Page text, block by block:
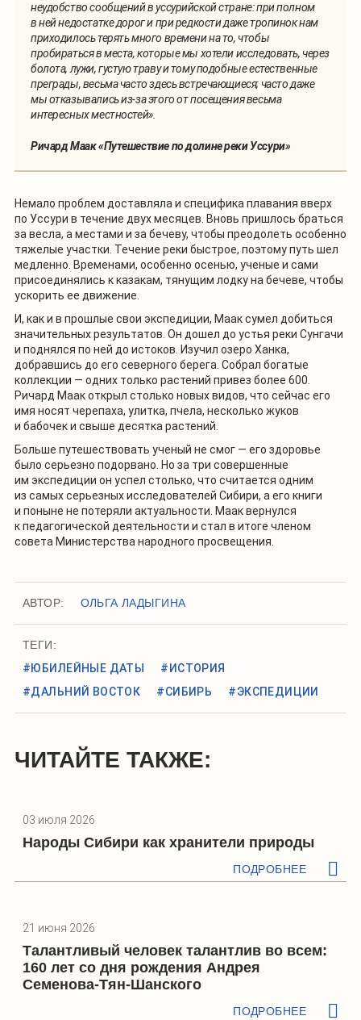
неудобство сообщений в уссурийской стране: при полном
в ней недостатке дорог и при редкости даже тропинок нам
приходилось терять много времени на то, чтобы
пробираться в места, которые мы хотели исследовать, через
болота, лужи, густую траву и тому подобные естественные
преграды, весьма часто здесь встречающиеся; часто даже
мы отказывались из-за этого от посещения весьма
интересных местностей».
Ричард Маак «Путешествие по долине реки Уссури»
Немало проблем доставляла и специфика плавания вверх
по Уссури в течение двух месяцев. Вновь пришлось браться
за весла, а местами и за бечеву, чтобы преодолеть особенно
тяжелые участки. Течение реки быстрое, поэтому путь шел
медленно. Временами, особенно осенью, ученые и сами
присоединялись к казакам, тянущим лодку на бечеве, чтобы
ускорить ее движение.
И, как и в прошлые свои экспедиции, Маак сумел добиться
значительных результатов. Он дошел до устья реки Сунгачи
и поднялся по ней до истоков. Изучил озеро Ханка,
добравшись до его северного берега. Собрал богатые
коллекции — одних только растений привез более 600.
Ричард Маак открыл столько новых видов, что сейчас его
имя носят черепаха, улитка, пчела, несколько жуков
и бабочек и свыше десятка растений.
Больше путешествовать ученый не смог — его здоровье
было серьезно подорвано. Но за три совершенные
им экспедиции он успел столько, что считается одним
из самых серьезных исследователей Сибири, а его книги
и поныне не потеряли актуальности. Маак вернулся
к педагогической деятельности и стал в итоге членом
совета Министерства народного просвещения.
АВТОР: ОЛЬГА ЛАДЫГИНА
ТЕГИ:
#ЮБИЛЕЙНЫЕ ДАТЫ
#ИСТОРИЯ
#ДАЛЬНИЙ ВОСТОК
#СИБИРЬ #ЭКСПЕДИЦИИ
ЧИТАЙТЕ ТАКЖЕ:
03 июля 2026
Народы Сибири как хранители природы
ПОДРОБНЕЕ
21 июня 2026
Талантливый человек талантлив во всем:
160 лет со дня рождения Андрея
Семенова-Тян-Шанского
ПОДРОБНЕЕ